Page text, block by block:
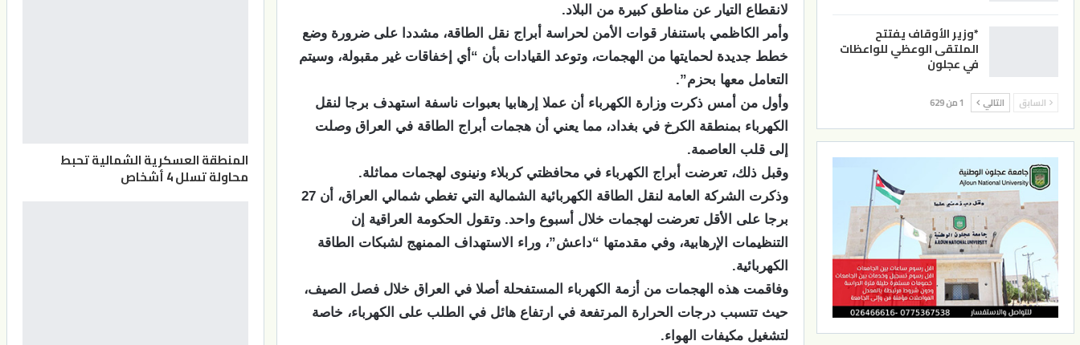
لانقطاع التيار عن مناطق كبيرة من البلاد.
وأمر الكاظمي باستنفار قوات الأمن لحراسة أبراج نقل الطاقة، مشددا على ضرورة وضع
خطط جديدة لحمايتها من الهجمات، وتوعد القيادات بأن “أي إخفاقات غير مقبولة، وسيتم
التعامل معها بحزم”.
وأول من أمس ذكرت وزارة الكهرباء أن عملا إرهابيا بعبوات ناسفة استهدف برجا لنقل
الكهرباء بمنطقة الكرخ في بغداد، مما يعني أن هجمات أبراج الطاقة في العراق وصلت
إلى قلب العاصمة.
وقبل ذلك، تعرضت أبراج الكهرباء في محافظتي كربلاء ونينوى لهجمات مماثلة.
وذكرت الشركة العامة لنقل الطاقة الكهربائية الشمالية التي تغطي شمالي العراق، أن 27
برجا على الأقل تعرضت لهجمات خلال أسبوع واحد. وتقول الحكومة العراقية إن
التنظيمات الإرهابية، وفي مقدمتها “داعش”، وراء الاستهداف الممنهج لشبكات الطاقة
الكهربائية.
وفاقمت هذه الهجمات من أزمة الكهرباء المستفحلة أصلا في العراق خلال فصل الصيف،
حيث تتسبب درجات الحرارة المرتفعة في ارتفاع هائل في الطلب على الكهرباء، خاصة
لتشغيل مكيفات الهواء.
*وزير الأوقاف يفتتح
الملتقى الوعظي للواعظات
في عجلون
السابق التالي 1 من 629
المنطقة العسكرية الشمالية تحبط
محاولة تسلل 4 أشخاص